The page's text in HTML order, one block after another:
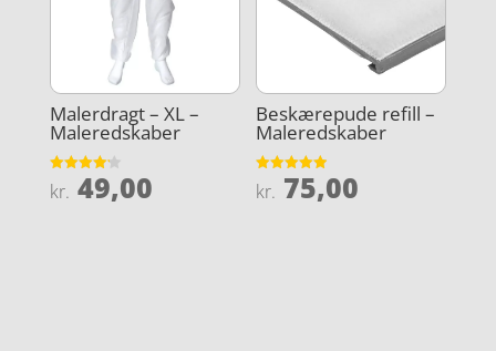
Malerdragt – XL –
Maleredskaber
Vurderet
4.2
kr. 49,00
Beskærepude refill –
Maleredskaber
Vurderet
4.9
kr. 75,00